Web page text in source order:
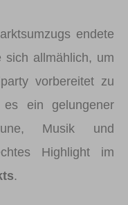
endete
sich allmählich, um
vorbereitet zu
ein gelungener
Musik und
Highlight im
.